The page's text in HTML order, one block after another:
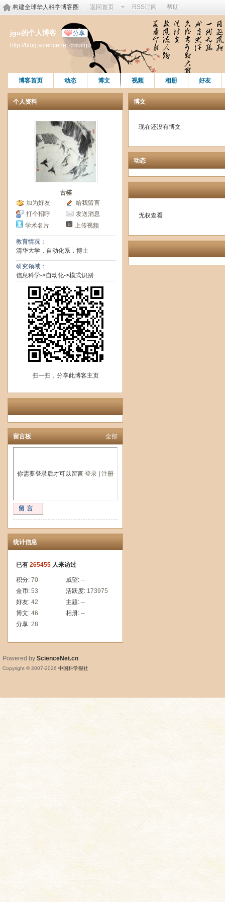
构建全球华人科学博客圈 返回首页 RSS订阅 帮助
jgu的个人博客 分享
http://blog.sciencenet.cn/u/jgu
博客首页 动态 博文 视频 相册 好友
个人资料
古槿
加为好友
给我留言
打个招呼
发送消息
学术名片
上传视频
教育情况：
清华大学，自动化系，博士
研究领域：
信息科学->自动化->模式识别
扫一扫，分享此博客主页
留言板 全部
你需要登录后才可以留言 登录 注册
留言
统计信息
已有 265455 人来访过
积分: 70 威望: --
金币: 53 活跃度: 173975
好友: 42 主题: --
博文: 46 相册: --
分享: 28
博文
现在还没有博文
动态
无权查看
Powered by ScienceNet.cn
Copyright © 2007-2026 中国科学报社